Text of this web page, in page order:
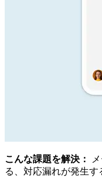
こんな課題を解決：
る、対応漏れが発生